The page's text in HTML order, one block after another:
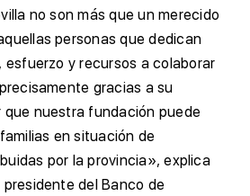
no son más que un merecido
personas que dedican
esfuerzo y recursos a colaborar
gracias a su
nuestra fundación puede
en situación de
por la provincia», explica
del Banco de